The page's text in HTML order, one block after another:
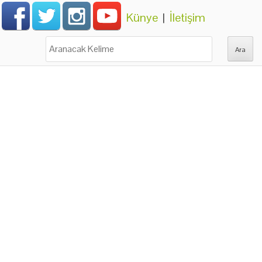
Künye | İletişim